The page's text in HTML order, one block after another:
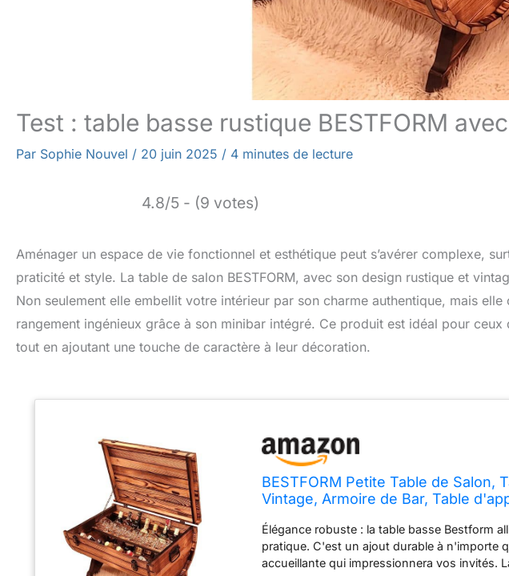
Test : table basse rustique BESTFORM
Par Sophie Nouvel / 20 juin 2025 / 4 minutes de lecture
4.8/5 - (9 votes)
Aménager un espace de vie fonctionnel et esthétique peut s’avérer complexe,
praticité et style. La table de salon BESTFORM, avec son design rustique et
Non seulement elle embellit votre intérieur par son charme authentique, mais
rangement ingénieux grâce à son minibar intégré. Ce produit est idéal pour
tout en ajoutant une touche de caractère à leur décoration.
BESTFORM Petite Table de Salon,
Vintage, Armoire de Bar, Table
Élégance robuste : la table basse Bestform
pratique. C'est un ajout durable à n'importe
accueillante qui impressionnera vos invités.